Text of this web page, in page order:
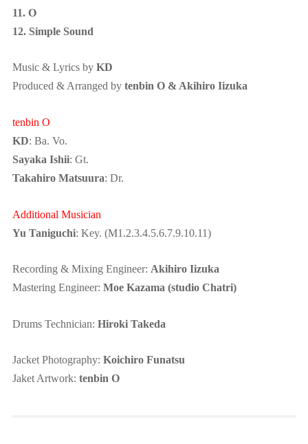
11. O
12. Simple Sound
Music & Lyrics by KD
Produced & Arranged by tenbin O & Akihiro Iizuka
tenbin O
KD: Ba. Vo.
Sayaka Ishii: Gt.
Takahiro Matsuura: Dr.
Additional Musician
Yu Taniguchi: Key. (M1.2.3.4.5.6.7.9.10.11)
Recording & Mixing Engineer: Akihiro Iizuka
Mastering Engineer: Moe Kazama (studio Chatri)
Drums Technician: Hiroki Takeda
Jacket Photography: Koichiro Funatsu
Jaket Artwork: tenbin O